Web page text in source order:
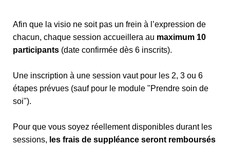
Afin que la visio ne soit pas un frein à l’expression de
chacun, chaque session accueillera au maximum 10
participants (date confirmée dès 6 inscrits).
Une inscription à une session vaut pour les 2, 3 ou 6
étapes prévues (sauf pour le module "Prendre soin de
soi").
Pour que vous soyez réellement disponibles durant les
sessions, les frais de suppléance seront remboursés